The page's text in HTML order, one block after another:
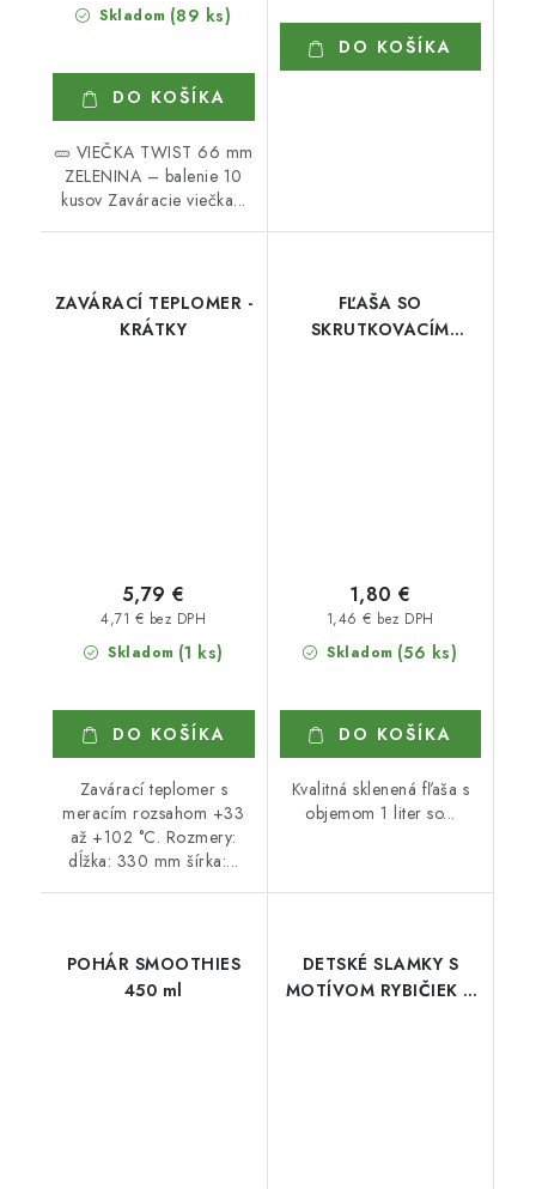
Skladom (89 ks)
DO KOŠÍKA
🥒 VIEČKA TWIST 66 mm
ZELENINA – balenie 10
kusov Zaváracie viečka...
DO KOŠÍKA
ZAVÁRACÍ TEPLOMER -
KRÁTKY
Skladom (1 ks)
4,71 € bez DPH
5,79 €
DO KOŠÍKA
Zavárací teplomer s
meracím rozsahom +33
až +102 °C. Rozmery:
dĺžka: 330 mm šírka:...
FĽAŠA SO
SKRUTKOVACÍM
Skladom (56 ks)
1,46 € bez DPH
1,80 €
DO KOŠÍKA
Kvalitná sklenená fľaša s
objemom 1 liter so...
POHÁR SMOOTHIES
450 ml
DETSKÉ SLAMKY S
MOTÍVOM RYBIČIEK 3